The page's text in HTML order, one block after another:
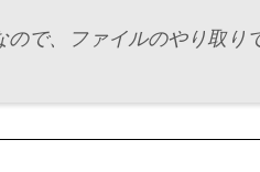
で、ファイルのやり取り